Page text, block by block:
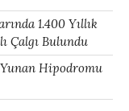
1.400 Yıllık
Çalgı Bulundu
Hipodromu